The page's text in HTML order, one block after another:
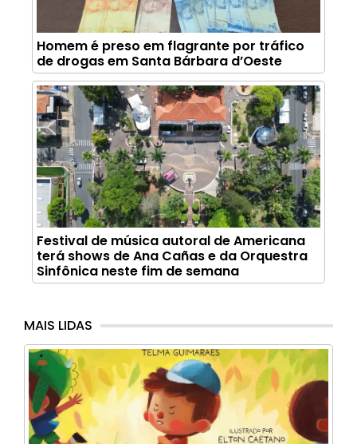
Homem é preso em flagrante por tráfico
de drogas em Santa Bárbara d’Oeste
Festival de música autoral de Americana
terá shows de Ana Cañas e da Orquestra
Sinfônica neste fim de semana
MAIS LIDAS